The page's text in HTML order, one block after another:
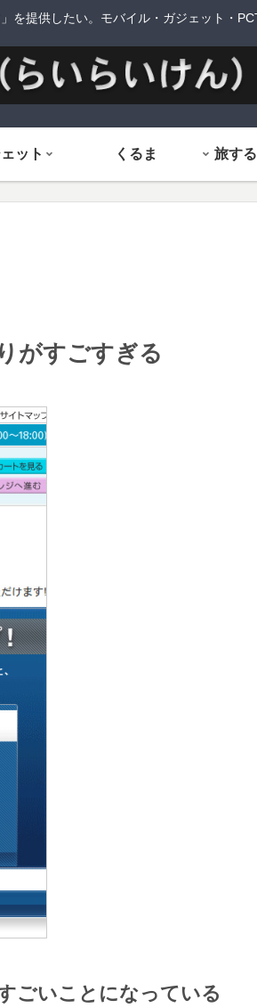
を提供したい。モバイル・ガジェット・
ット くるま
がすごすぎる
ごいことになっている